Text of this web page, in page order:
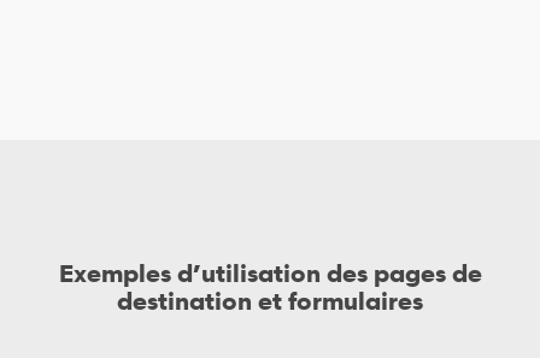
Exemples d’utilisation des pages de
destination et formulaires